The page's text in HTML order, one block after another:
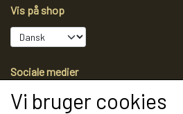
Vis på shop
Sociale medier
Vi bruger cookies